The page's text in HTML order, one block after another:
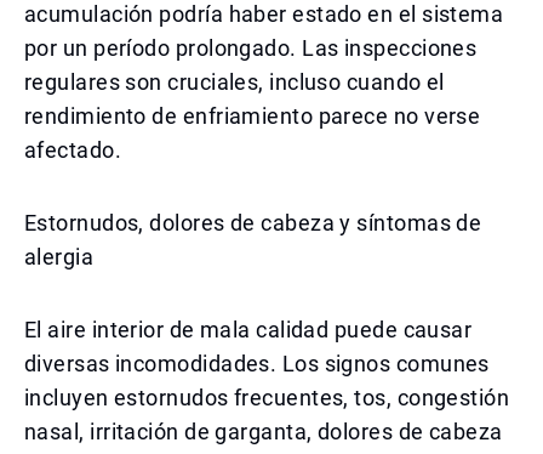
acumulación podría haber estado en el sistema
por un período prolongado. Las inspecciones
regulares son cruciales, incluso cuando el
rendimiento de enfriamiento parece no verse
afectado.
Estornudos, dolores de cabeza y síntomas de
alergia
El aire interior de mala calidad puede causar
diversas incomodidades. Los signos comunes
incluyen estornudos frecuentes, tos, congestión
nasal, irritación de garganta, dolores de cabeza